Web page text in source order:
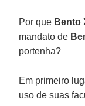
Por que Bento
mandato de
portenha?
Em primeiro
uso de suas